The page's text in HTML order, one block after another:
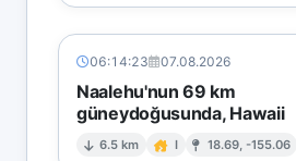
06:14:23 07.08.2026
Naalehu'nun 69 km
güneydoğusunda, Hawaii
6.5 km I 18.69, -155.06